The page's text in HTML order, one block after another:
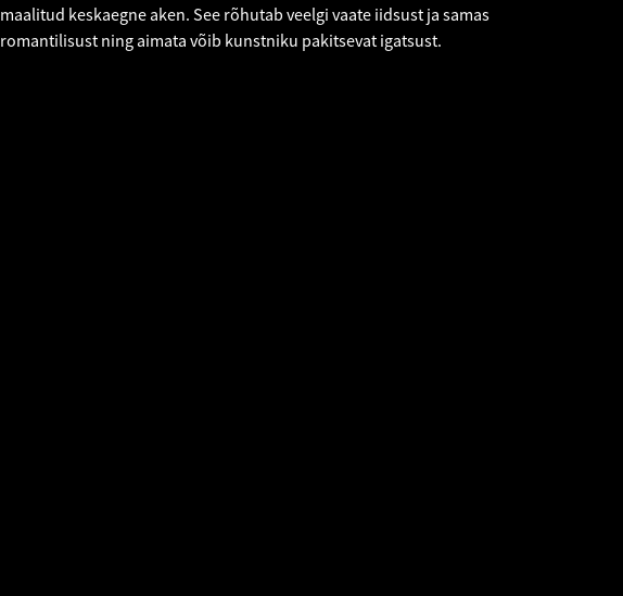
maalitud keskaegne aken. See rõhutab veelgi vaate iidsust ja samas
romantilisust ning aimata võib kunstniku pakitsevat igatsust.